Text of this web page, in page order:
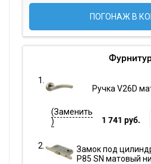
ПОГОНАЖ В
Ручка V26D
1 741 руб.
Замок под
P85 SN матовый